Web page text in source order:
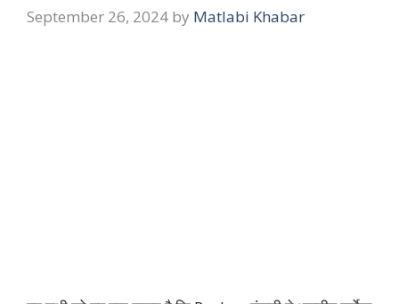
September 26, 2024 by Matlabi Khabar